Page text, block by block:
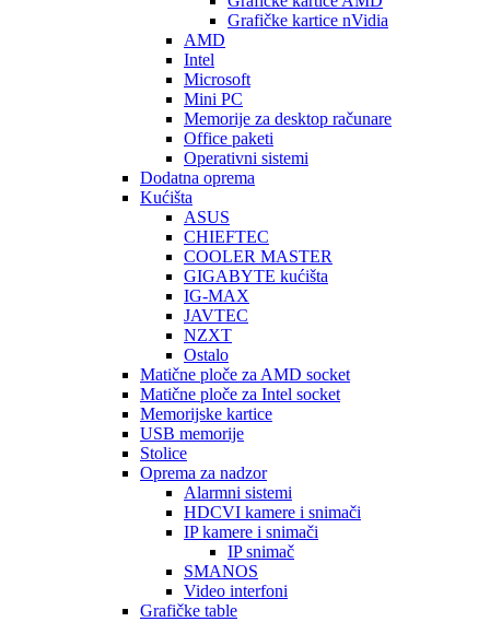
Grafičke kartice nVidia
AMD
Intel
Microsoft
Mini PC
Memorije za desktop računare
Office paketi
Operativni sistemi
Dodatna oprema
Kućišta
ASUS
CHIEFTEC
COOLER MASTER
GIGABYTE kućišta
IG-MAX
JAVTEC
NZXT
Ostalo
Matične ploče za AMD socket
Matične ploče za Intel socket
Memorijske kartice
USB memorije
Stolice
Oprema za nadzor
Alarmni sistemi
HDCVI kamere i snimači
IP kamere i snimači
IP snimač
SMANOS
Video interfoni
Grafičke table